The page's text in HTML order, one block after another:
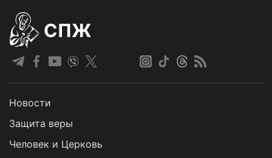
СПЖ
Новости
Защита веры
Человек и Церковь